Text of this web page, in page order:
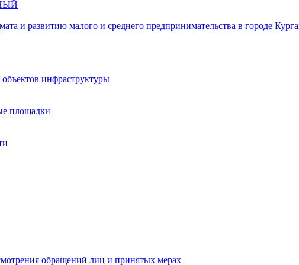
и развитию малого и среднего предпринимательства в городе
инфраструктуры
площадки
обращений лиц и принятых мерах